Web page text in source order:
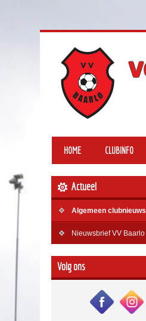
HOME CLUBINFO
Actueel
Algemeen clubnieuws
Nieuwsbrief VV Baarlo
Volg ons